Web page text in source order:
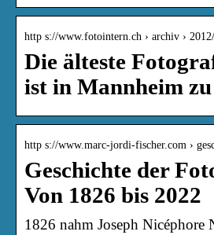
http s://www.fotointern.ch › archiv ›
Die älteste
ist in Mannheim zu
http s://www.marc-jordi-fischer.com ›
Geschichte der
Von 1826 bis 2022
1826 nahm Joseph Nicéphore